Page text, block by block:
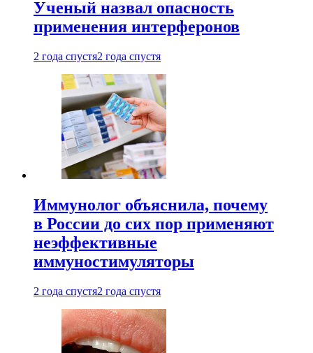
Ученый назвал опасность
применения интерферонов
2 года спустя2 года спустя
Иммунолог объяснила, почему
в России до сих пор применяют
неэффективные
иммуностимуляторы
2 года спустя2 года спустя